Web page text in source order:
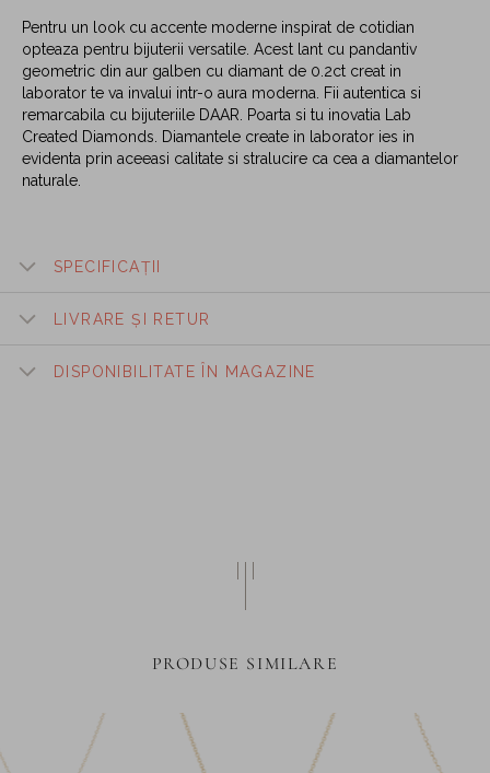
Pentru un look cu accente moderne inspirat de cotidian
opteaza pentru bijuterii versatile. Acest lant cu pandantiv
geometric din aur galben cu diamant de 0.2ct creat in
laborator te va invalui intr-o aura moderna. Fii autentica si
remarcabila cu bijuteriile DAAR. Poarta si tu inovatia Lab
Created Diamonds. Diamantele create in laborator ies in
evidenta prin aceeasi calitate si stralucire ca cea a diamantelor
naturale.
SPECIFICAȚII
LIVRARE ȘI RETUR
DISPONIBILITATE ÎN MAGAZINE
PRODUSE SIMILARE